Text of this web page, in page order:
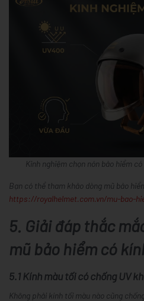
Kinh nghiệm chọn nón bảo hiểm
Bạn có thể tham khảo dòng mũ bảo
https://royalhelmet.com.vn/mu-bao-
5. Giải đáp thắc
mũ bảo hiểm có
5.1 Kính màu tối có chống UV
Không phải kính tối màu nào cũng